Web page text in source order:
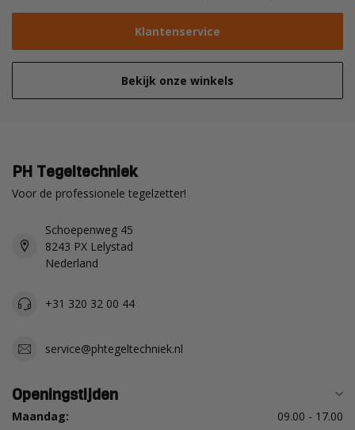
Klantenservice
Bekijk onze winkels
PH Tegeltechniek
Voor de professionele tegelzetter!
Schoepenweg 45
8243 PX Lelystad
Nederland
+31 320 32 00 44
service@phtegeltechniek.nl
Openingstijden
Maandag:
09.00 - 17.00